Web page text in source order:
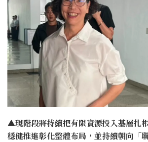
▲現階段將持續把有限資源投入基層扎
穩健推進彰化整體布局，並持續朝向「